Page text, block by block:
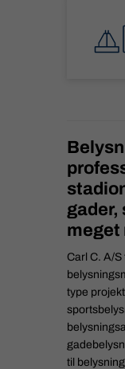
meget
Carl C. A/
type
til